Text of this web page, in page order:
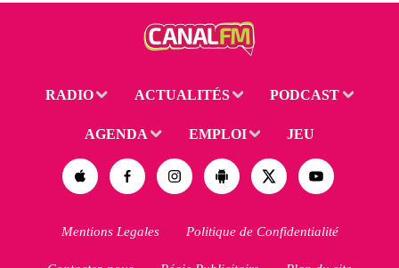
RADIO ACTUALITÉS PODCAST
AGENDA EMPLOI JEU
Mentions Legales Politique de Confidentialité